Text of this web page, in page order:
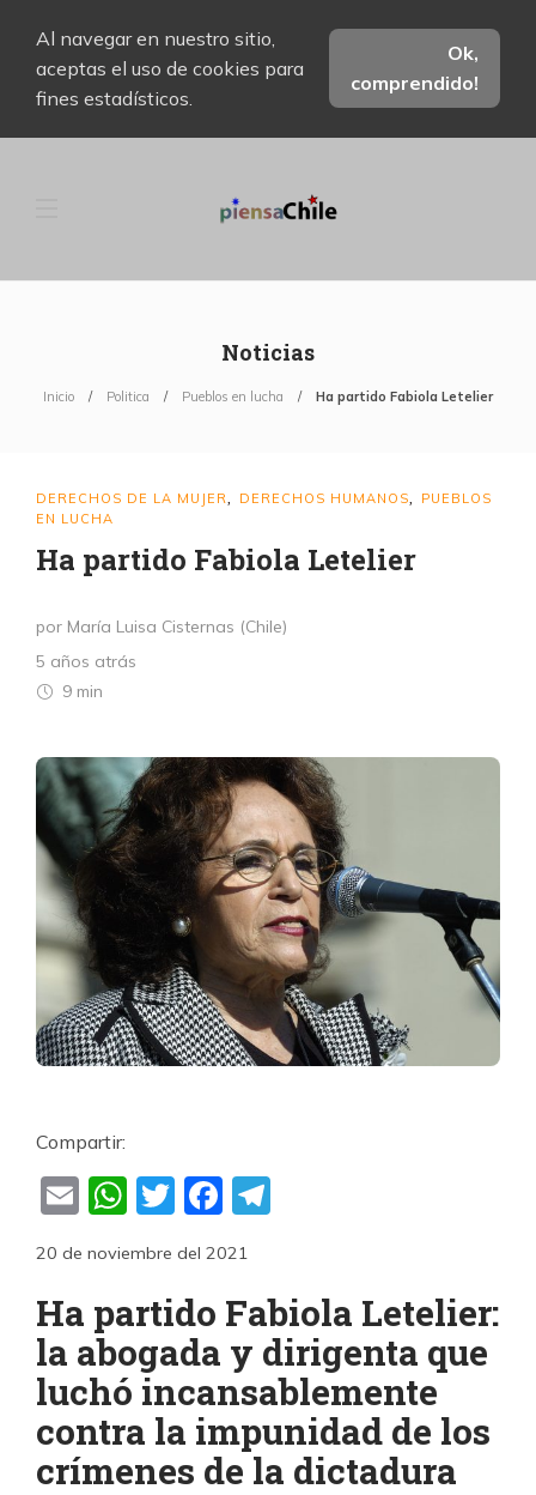
Al navegar en nuestro sitio,
aceptas el uso de cookies para
fines estadísticos.
Ok,
comprendido!
Noticias
Inicio Politica Pueblos en lucha Ha partido Fabiola Letelier
DERECHOS DE LA MUJER DERECHOS HUMANOS
PUEBLOS
EN LUCHA
Ha partido Fabiola Letelier
por María Luisa Cisternas (Chile)
5 años atrás
9 min
Compartir:
EmailWhatsApp
TwitterFacebook
20 de noviembre del 2021
Ha partido Fabiola Letelier:
la abogada y dirigenta que
luchó incansablemente
contra la impunidad de los
crímenes de la dictadura